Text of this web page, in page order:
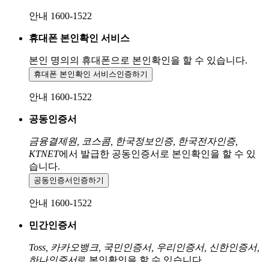
안내 1600-1522
휴대폰 본인확인 서비스
본인 명의의 휴대폰으로 본인확인을 할 수 있습니다.
휴대폰 본인확인 서비스인증하기
안내 1600-1522
공동인증서
금융결제원, 코스콤, 한국정보인증, 한국전자인증,
KTNET에서 발급한 공동인증서로 본인확인을 할 수 있
습니다.
공동인증서 인증하기
안내 1600-1522
민간인증서
Toss, 카카오뱅크, 국민인증서, 우리인증서, 신한인증서,